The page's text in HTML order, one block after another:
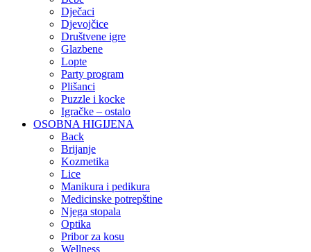
Dječaci
Djevojčice
Društvene igre
Glazbene
Lopte
Party program
Plišanci
Puzzle i kocke
Igračke – ostalo
OSOBNA HIGIJENA
Back
Brijanje
Kozmetika
Lice
Manikura i pedikura
Medicinske potrepštine
Njega stopala
Optika
Pribor za kosu
Wellness